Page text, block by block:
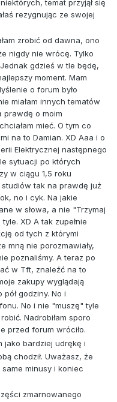
temat przyjął się
rezygnując ze swojej
zrobić od dawna, ono
nigdy nie wrócę. Tylko
gdzieś w tle będę,
moment. Mam
o forum było
miałam innych tematów
prawdę o moim
mieć. O tym co
na to Damian. XD Aaa i o
Elektrycznej następnego
sytuacji po których
w ciągu 1,5 roku
studiów tak na prawdę już
no i cyk. Na jakie
w słowa, a nie "Trzymaj
XD A tak zupełnie
od tych z którymi
mną nie porozmawiały,
poznaliśmy. A teraz po
w Tft, znaleźć na to
zakupy wyglądają
godziny. No i
No i nie "muszę" tyle
Nadrobiłam sporo
przed forum wróciło.
jako bardziej udrękę i
chodził. Uważasz, że
minusy i koniec
zmarnowanego